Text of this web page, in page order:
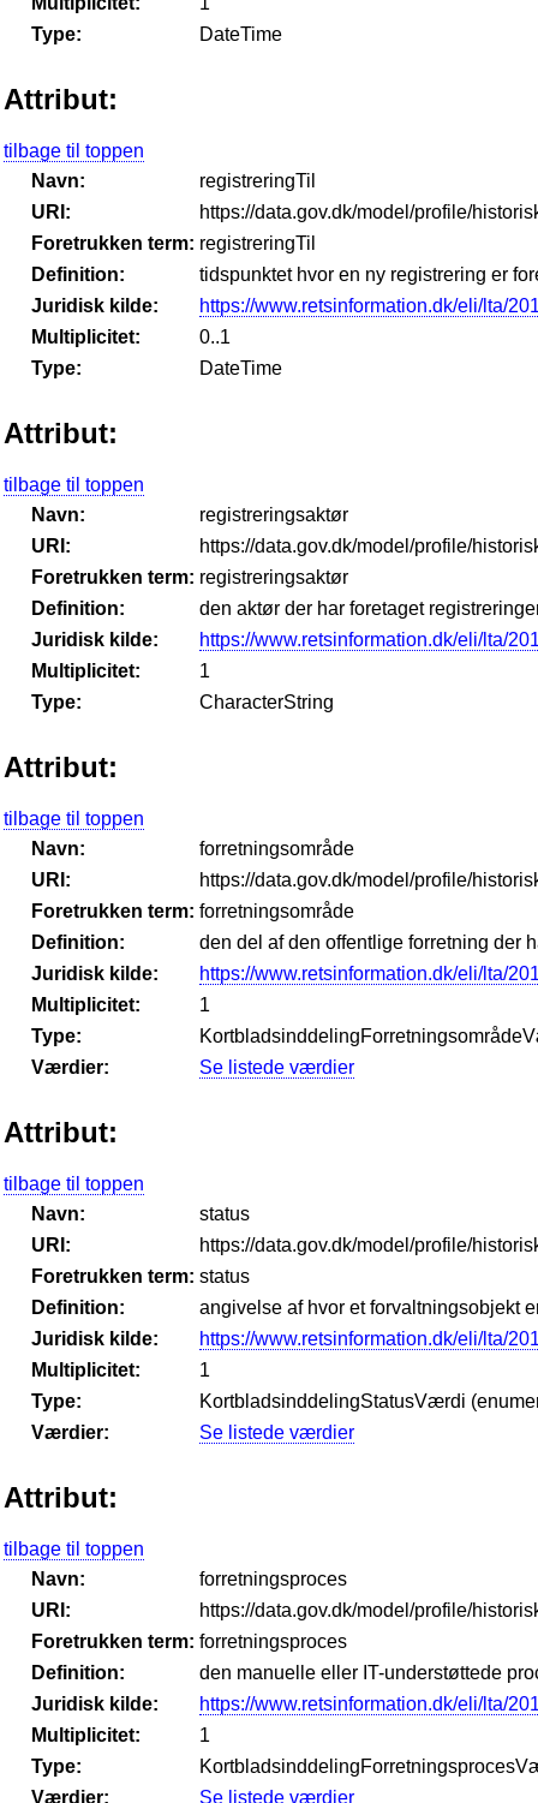
Type:
DateTime
Attribut:
tilbage til toppen
Navn:
registreringTil
URI:
https://data.gov.dk/model/profile/
Foretrukken term: registreringTil
Definition:
tidspunktet hvor en ny registrering er
Juridisk kilde:
https://www.retsinformation.dk/eli/lta/
Multiplicitet:
0..1
Type:
DateTime
Attribut:
tilbage til toppen
Navn:
registreringsaktør
URI:
https://data.gov.dk/model/profile/
Foretrukken term: registreringsaktør
Definition:
den aktør der har foretaget
Juridisk kilde:
https://www.retsinformation.dk/eli/lta/
Multiplicitet:
1
Type:
CharacterString
Attribut:
tilbage til toppen
Navn:
forretningsområde
URI:
https://data.gov.dk/model/profile/
Foretrukken term: forretningsområde
Definition:
den del af den offentlige forretning
Juridisk kilde:
https://www.retsinformation.dk/eli/lta/
Multiplicitet:
1
Type:
Værdier:
Se listede værdier
Attribut:
tilbage til toppen
Navn:
status
URI:
https://data.gov.dk/model/profile/
Foretrukken term: status
Definition:
angivelse af hvor et forvaltningsobjekt
Juridisk kilde:
https://www.retsinformation.dk/eli/lta/
Multiplicitet:
1
Type:
KortbladsinddelingStatusVærdi
Værdier:
Se listede værdier
Attribut:
tilbage til toppen
Navn:
forretningsproces
URI:
https://data.gov.dk/model/profile/
Foretrukken term: forretningsproces
Definition:
den manuelle eller IT-understøttede
Juridisk kilde:
https://www.retsinformation.dk/eli/lta/
Multiplicitet:
1
Type:
Værdier:
Se listede værdier